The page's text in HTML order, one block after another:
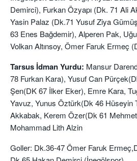
Demirci), Furkan Özyapı (Dk. 71 Ali
Yasin Palaz (Dk.71 Yusuf Ziya
63 Enes Bağdemir), Alperen Pak,
Volkan Altınsoy, Ömer Faruk Ermeç
Tarsus İdman Yurdu: Mansur
78 Furkan Kara), Yusuf Can
Şen(DK 67 İlker Eker), Emre Kara,
Yavuz, Yunus Öztürk(Dk 46 Hüseyin
Akkabak, Kerem Özer(Dk 61
Mohammad Lith Alzin
Goller: Dk.36-47 Ömer Faruk